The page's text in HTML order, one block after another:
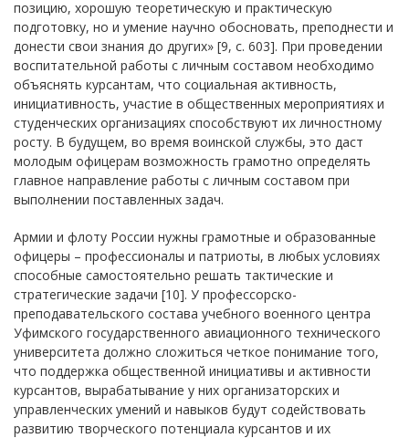
позицию, хорошую теоретическую и практическую
подготовку, но и умение научно обосновать, преподнести и
донести свои знания до других» [9, с. 603]. При проведении
воспитательной работы с личным составом необходимо
объяснять курсантам, что социальная активность,
инициативность, участие в общественных мероприятиях и
студенческих организациях способствуют их личностному
росту. В будущем, во время воинской службы, это даст
молодым офицерам возможность грамотно определять
главное направление работы с личным составом при
выполнении поставленных задач.
Армии и флоту России нужны грамотные и образованные
офицеры – профессионалы и патриоты, в любых условиях
способные самостоятельно решать тактические и
стратегические задачи [10]. У профессорско-
преподавательского состава учебного военного центра
Уфимского государственного авиационного технического
университета должно сложиться четкое понимание того,
что поддержка общественной инициативы и активности
курсантов, вырабатывание у них организаторских и
управленческих умений и навыков будут содействовать
развитию творческого потенциала курсантов и их